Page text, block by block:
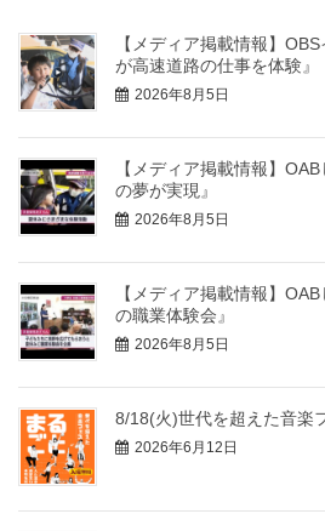
【メディア掲載情報】
が高速道路の仕事を体験』
2026年8月5日
【メディア掲載情報】
の夢が実現』
2026年8月5日
【メディア掲載情報】
の職業体験会』
2026年8月5日
8/18(火)世代を超えた音楽
2026年6月12日